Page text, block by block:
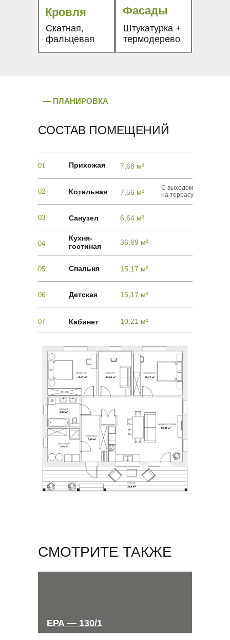
Кровля
Скатная,
фальцевая
Фасады
Штукатурка +
термодерево
— ПЛАНИРОВКА
СОСТАВ ПОМЕЩЕНИЙ
01
Кухня-
гостиная
7,68 м²
С выходом
на террасу
02
Спальня
7,56 м²
03
Детская
6,64 м²
04
Кабинет
36,69 м²
05
Санузел
15,17 м²
06 15,17 м²
07
Котельная
Прихожая
10,21 м²
СМОТРИТЕ ТАКЖЕ
ЕРА — 130/1